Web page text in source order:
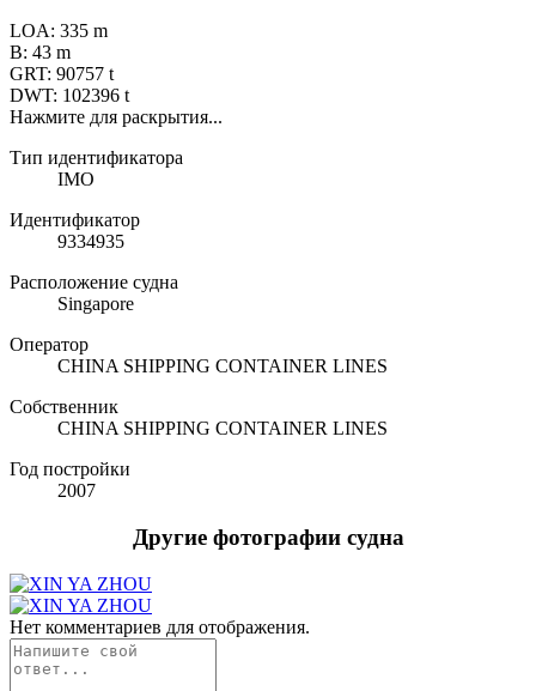
LOA: 335 m
B: 43 m
GRT: 90757 t
DWT: 102396 t
Нажмите для раскрытия...
Тип идентификатора
IMO
Идентификатор
9334935
Расположение судна
Singapore
Оператор
CHINA SHIPPING CONTAINER LINES
Собственник
CHINA SHIPPING CONTAINER LINES
Год постройки
2007
Другие фотографии судна
Нет комментариев для отображения.